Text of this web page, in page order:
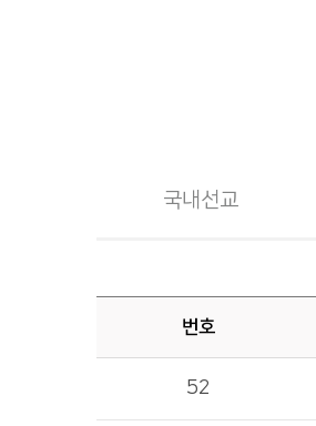
국내선교
번호
52